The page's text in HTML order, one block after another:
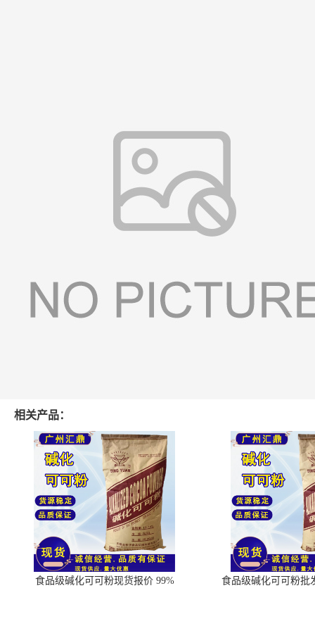
相关产品：
食品级碱化可可粉现货报价 99% 食品级碱化可可粉批